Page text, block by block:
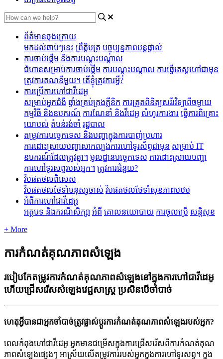
ព័ត៌មានចុងក្រោយ
មកដល់ឆាប់ៗនេះ ព្រឹត្តិបត្រ បច្ចុប្បន្នភាពបន្តផ្ទាល់
ការចាប់ផ្តើម និងការបណ្តុះបណ្តាល
ជំហានសម្រាប់ការចាប់ផ្តើម ការបណ្តុះបណ្តាល ការធ្វើតេស្តហៅជាមុន
ត្រូវការគណនីមួយ។ តើខ្ញុំត្រូវការអ្វី?
ការប្រើការហៅជាវីដេអូ
សម្រាប់អ្នកជំងឺ ផ្ទាំងគ្រប់គ្រងគ្លីនិក ការត្រួតពិនិត្យសរីរវិទ្យាពីចម្ងាយ
កម្មវិធី និងឧបករណ៍ ការណែនាំ និងវីដេអូ លំហូរការងារ ធ្វើការពិគ្រោះ
យោបល់ តំបន់រង់ចាំ រដ្ឋបាល
តម្រូវការបច្ចេកទេស និងបញ្ហាក្នុងការបាញ់ប្រហារ
ការដោះស្រាយបញ្ហាសាកល្បងការហៅទូរស័ព្ទជាមុន សម្រាប់ IT
ឧបករណ៍ដែលត្រូវគ្នា។ មូលដ្ឋានបច្ចេកទេស ការដោះស្រាយបញ្ហា
ការហៅទូរសព្ទរបស់អ្នក។ ត្រូវការជំនួយ?
វិបផតថលពិសេស
វិបផតថលថែទាំមនុស្សចាស់ វិបផតថលថែទាំសុខភាពបឋម
អំពីការហៅជាវីដេអូ
អត្ថបទ និងករណីសិក្សា អំពី គោលនយោបាយ ការចូលប្រើ សន្តិសុខ
+ More
ការកំណត់គុណភាពសំឡេង
របៀបកែតម្រូវការកំណត់គុណភាពសំឡេងនៅក្នុងការហៅជាវីដេអូ
ហើយជ្រើសរើសសំឡេងវេជ្ជសាស្រ្ត ប្រសិនបើចាំបាច់
ហតអបនជអកចបចតវផសបរករកណតគណភពសឡងរបសអក?
ពលកពងហជវដអ អកមនជមសកងករជសរសពករកណតគណ
ភពសឡងផងៗ អសយលតមវកររបសអកកងករហទរសព។ កង